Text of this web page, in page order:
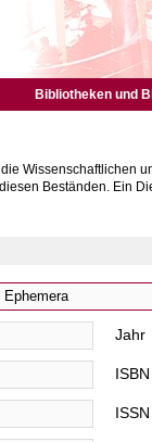
Bibliotheken und
Wissenschaftlichen
Beständen. Ein
Jahr
ISBN
ISSN